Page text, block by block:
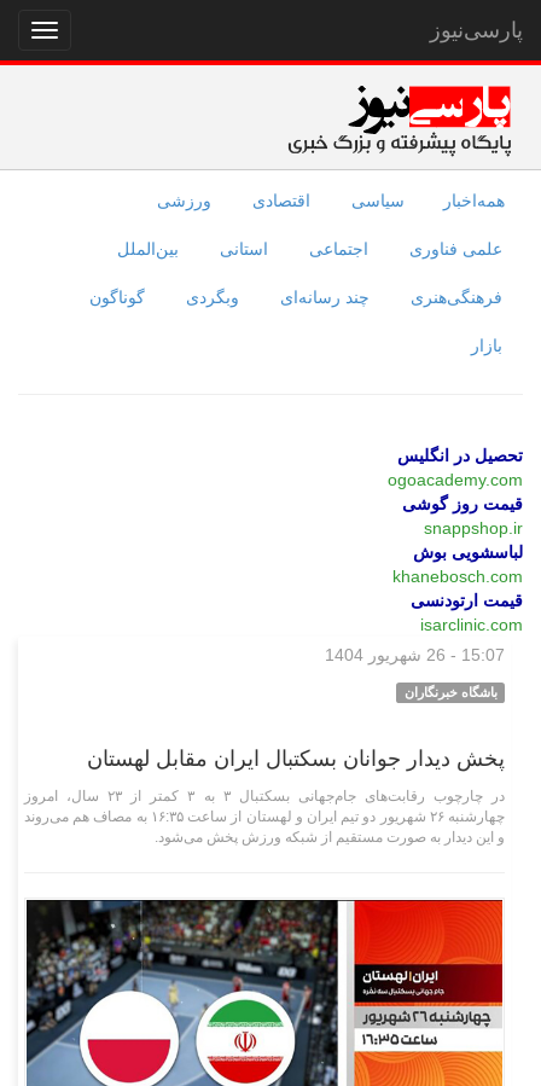
نمایش
منو
پارسی‌نیوز
همه‌اخبار سیاسی اقتصادی ورزشی
علمی فناوری اجتماعی استانی بین‌الملل
فرهنگی‌هنری چند رسانه‌ای وبگردی گوناگون
بازار
تحصیل در انگلیس
ogoacademy.com
قیمت روز گوشی
snappshop.ir
لباسشویی بوش
khanebosch.com
قیمت ارتودنسی
isarclinic.com
15:07 - 26 شهریور 1404
باشگاه خبرنگاران
پخش دیدار جوانان بسکتبال ایران مقابل لهستان
در چارچوب رقابت‌های جام‌جهانی بسکتبال ۳ به ۳ کمتر از ۲۳ سال، امروز
چهارشنبه ۲۶ شهریور دو تیم ایران و لهستان از ساعت ۱۶:۳۵ به مصاف هم می‌روند
و این دیدار به صورت مستقیم از شبکه ورزش پخش می‌شود.